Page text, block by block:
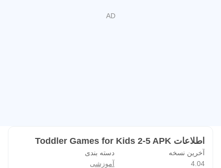
یادگیری مانند بازی است، و آن را برای کودکان پیش‌دبستانی و
پیش‌دبستانی ایده‌آل می‌کند.
اطلاعات Toddler Games for Kids 2-5 APK
آخرین نسخه
4.04
دسته بندی
آموزشی